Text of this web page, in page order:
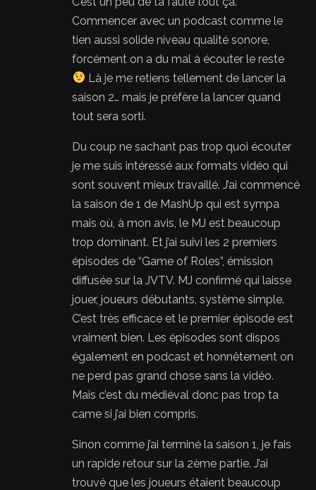
Commencer avec un podcast comme le
tien aussi solide niveau qualité sonore,
forcément on a du mal à écouter le reste
Là je me retiens tellement de lancer la
saison 2… mais je préfère la lancer quand
tout sera sorti.
Du coup ne sachant pas trop quoi écouter
je me suis intéressé aux formats vidéo qui
sont souvent mieux travaillé. J’ai commencé
la saison de 1 de MashUp qui est sympa
mais où, à mon avis, le MJ est beaucoup
trop dominant. Et j’ai suivi les 2 premiers
épisodes de “Game of Roles”, émission
diffusée sur la JVTV. MJ confirmé qui laisse
jouer, joueurs débutants, système simple.
C’est très efficace et le premier épisode est
vraiment bien. Les épisodes sont dispos
également en podcast et honnêtement on
ne perd pas grand chose sans la vidéo.
Mais c’est du médiéval donc pas trop ta
came si j’ai bien compris.
Sinon comme j’ai terminé la saison 1, je fais
un rapide retour sur la 2ème partie. J’ai
trouvé que les joueurs étaient beaucoup